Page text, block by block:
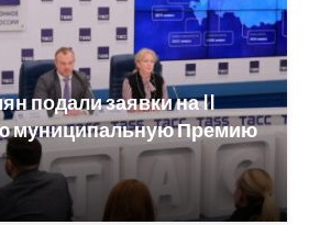
подали заявки на II
муниципальную Премию